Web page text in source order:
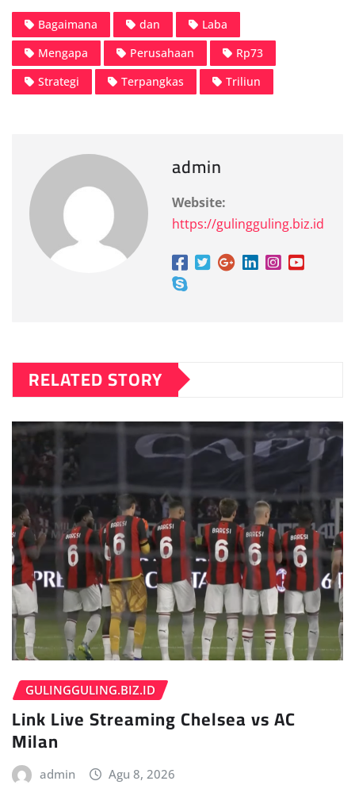
Bagaimana dan
Laba
Mengapa
Perusahaan
Rp73
Strategi
Terpangkas Triliun
admin
Website:
https://gulingguling.biz.id
RELATED STORY
GULINGGULING.BIZ.ID
Link Live Streaming Chelsea vs AC
Milan
admin Agu 8, 2026